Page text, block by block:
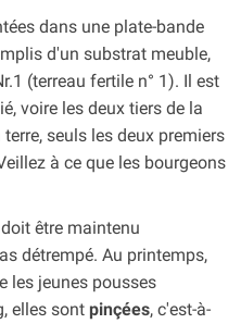
dans une plate-bande
d'un substrat meuble,
(terreau fertile n° 1). Il est
voire les deux tiers de la
seuls les deux premiers
à ce que les bourgeons
être maintenu
détrempé. Au printemps,
les jeunes pousses
elles sont pinçées, c'est-à-